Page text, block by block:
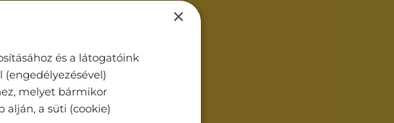
×
és a látogatóink
melyet bármikor
a süti (cookie)